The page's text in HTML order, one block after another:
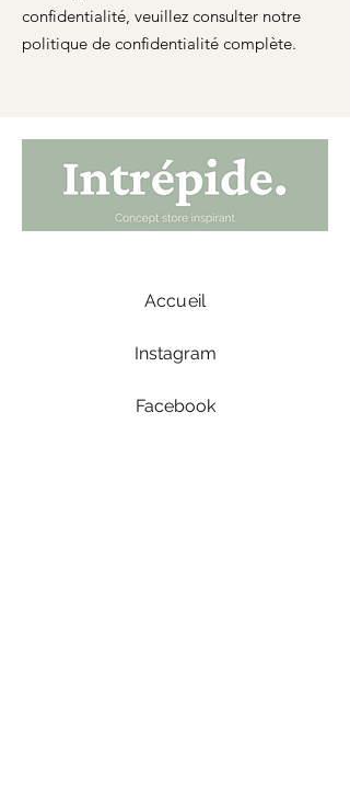
confidentialité, veuillez consulter notre
politique de confidentialité complète.
Accueil
Instagram
Facebook